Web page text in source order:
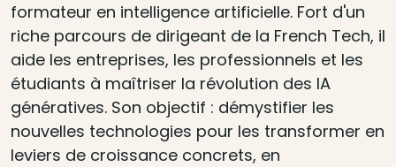
formateur en intelligence artificielle. Fort d'un
riche parcours de dirigeant de la French Tech, il
aide les entreprises, les professionnels et les
étudiants à maîtriser la révolution des IA
génératives. Son objectif : démystifier les
nouvelles technologies pour les transformer en
leviers de croissance concrets, en